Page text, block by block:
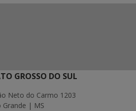
GROSSO DO SUL
Neto do Carmo 1203
Grande | MS